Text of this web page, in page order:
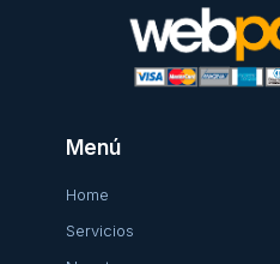
Menú
Home
Servicios